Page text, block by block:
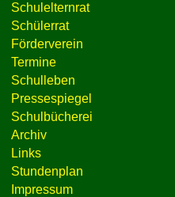
Schulelternrat
Schülerrat
Förderverein
Termine
Schulleben
Pressespiegel
Schulbücherei
Archiv
Links
Stundenplan
Impressum